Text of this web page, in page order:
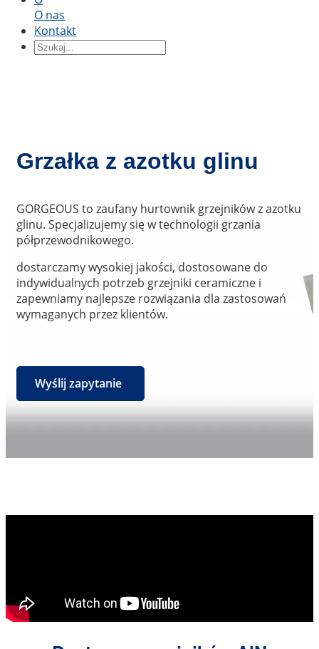
Według kształtu
Bloki ceramicznePierścień ceramiczny
Precyzyjna ceramika konstrukcyjna Ceramika
Ceramika półprzewodnikowa
elektryczna i elektronikaInżynieria mechaniczna
O nas
Kontakt
Grzałka z azotku glinu
GORGEOUS to zaufany hurtownik grzejników z azotku
glinu. Specjalizujemy się w technologii grzania
półprzewodnikowego.
dostarczamy wysokiej jakości, dostosowane do
indywidualnych potrzeb grzejniki ceramiczne i
zapewniamy najlepsze rozwiązania dla zastosowań
wymaganych przez klientów.
Wyślij zapytanie